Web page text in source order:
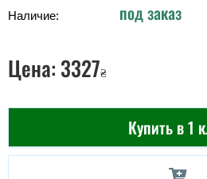
Наличие: под заказ
Цена: 3327₴
Купить в 1